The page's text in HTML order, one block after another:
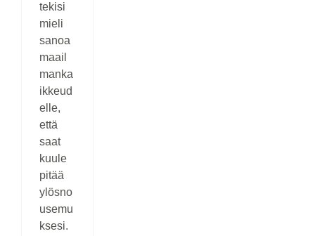
tekisi
mieli
sanoa
maail
manka
ikkeud
elle,
että
saat
kuule
pitää
ylösno
usemu
ksesi.